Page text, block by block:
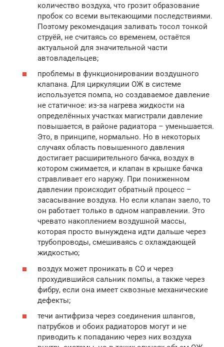
количество воздуха, что грозит образование
пробок со всеми вытекающими последствиями.
Поэтому рекомендация заливать тосол тонкой
струёй, не считаясь со временем, остаётся
актуальной для значительной части
автовладельцев;
проблемы в функционировании воздушного
клапана. Для циркуляции ОЖ в системе
используется помпа, но создаваемое давление
не статичное: из-за нагрева жидкости на
определённых участках магистрали давление
повышается, в районе радиатора – уменьшается.
Это, в принципе, нормально. Но в некоторых
случаях область повышенного давления
достигает расширительного бачка, воздух в
котором сжимается, и клапан в крышке бачка
стравливает его наружу. При пониженном
давлении происходит обратный процесс –
засасывание воздуха. Но если клапан заело, то
он работает только в одном направлении. Это
чревато накоплением воздушной массы,
которая просто вынуждена идти дальше через
трубопроводы, смешиваясь с охлаждающей
жидкостью;
воздух может проникать в СО и через
прохудившийся сальник помпы, а также через
фибру, если она имеет сквозные механические
дефекты;
течи антифриза через соединения шлангов,
патрубков и обоих радиаторов могут и не
приводить к попаданию через них воздуха